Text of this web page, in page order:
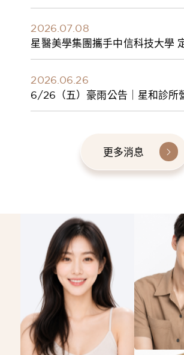
入劑」台灣獨家總代理
2026.07.08
星醫美學集團攜手中信科技大學
學人才新標準 建構健康美學產學
2026.06.26
6/26（五）豪雨公告｜星和診所
更多消息